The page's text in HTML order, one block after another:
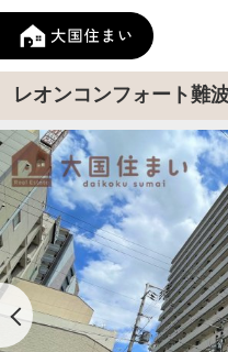
レオンコンフォート難